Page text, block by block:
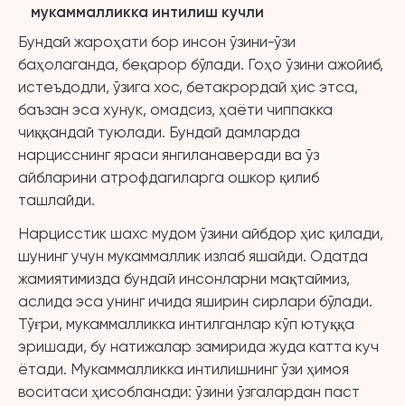
мукаммалликка интилиш кучли
Бундай жароҳати бор инсон ўзини-ўзи
баҳолаганда, беқарор бўлади. Гоҳо ўзини ажойиб,
истеъдодли, ўзига хос, бетакрордай ҳис этса,
баъзан эса хунук, омадсиз, ҳаёти чиппакка
чиққандай туюлади. Бундай дамларда
нарцисснинг яраси янгиланаверади ва ўз
айбларини атрофдагиларга ошкор қилиб
ташлайди.
Нарцисстик шахс мудом ўзини айбдор ҳис қилади,
шунинг учун мукаммаллик излаб яшайди. Одатда
жамиятимизда бундай инсонларни мақтаймиз,
аслида эса унинг ичида яширин сирлари бўлади.
Тўғри, мукаммалликка интилганлар кўп ютуққа
эришади, бу натижалар замирида жуда катта куч
ётади. Мукаммалликка интилишнинг ўзи ҳимоя
воситаси ҳисобланади: ўзини ўзгалардан паст